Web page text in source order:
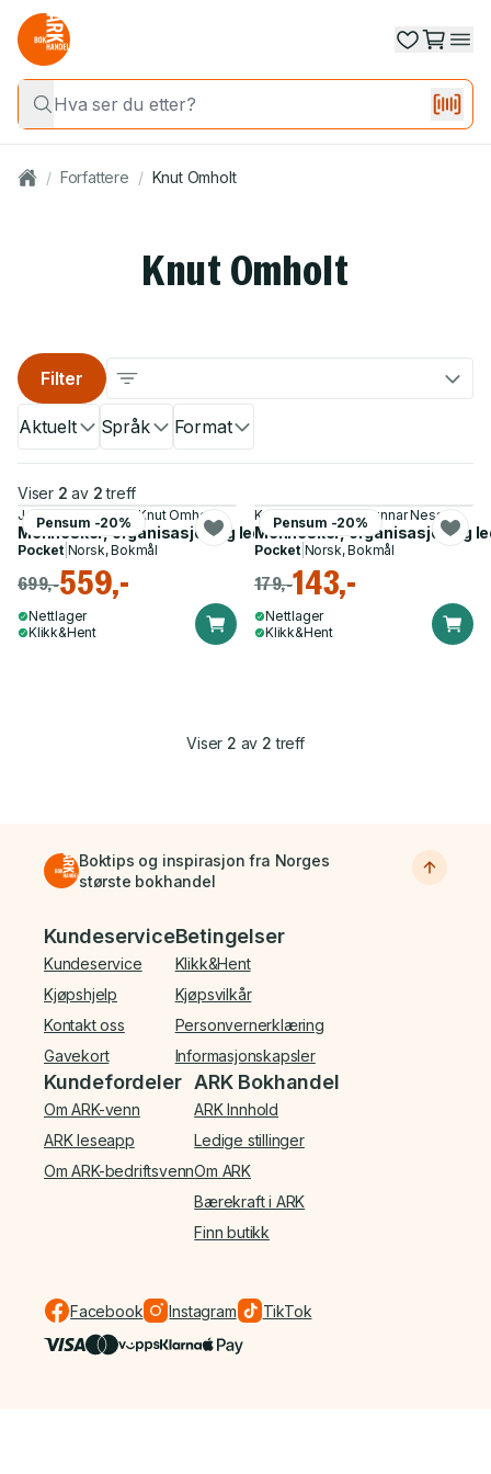
/ Forfattere / Knut Omholt
Knut Omholt
Aktuelt Språk Format
Filter
Viser 2 av 2 treff
Pensum -20%
Jon Gunnar Nesse, Knut Omholt
Mennesker, organisasjon og ledelse - en innføringsbok
Pocket| Norsk, Bokmål
699,-559,-
Nettlager
Klikk&Hent
Pensum -20%
Knut Omholt, Jon Gunnar Nesse
Mennesker, organisasjon og
Pocket| Norsk, Bokmål
179,-143,-
Nettlager
Klikk&Hent
Viser 2 av 2 treff
Boktips og inspirasjon fra Norges
største bokhandel
Bunnmeny
Kundeservice
Kundeservice
Kjøpshjelp
Kontakt oss
Gavekort
Betingelser
Klikk&Hent
Kjøpsvilkår
Personvernerklæring
Informasjonskapsler
Kundefordeler
Om ARK-venn
ARK leseapp
Om ARK-bedriftsvenn
ARK Bokhandel
ARK Innhold
Ledige stillinger
Om ARK
Bærekraft i ARK
Finn butikk
Facebook Instagram TikTok